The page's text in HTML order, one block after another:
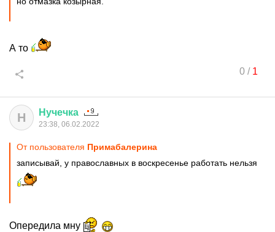
А то
0/ 1
Н Нучечка
23:38, 06.02.2022
От пользователя Примaбaлерина
записывай, у православных в воскресенье работать нельзя
Опередила мну